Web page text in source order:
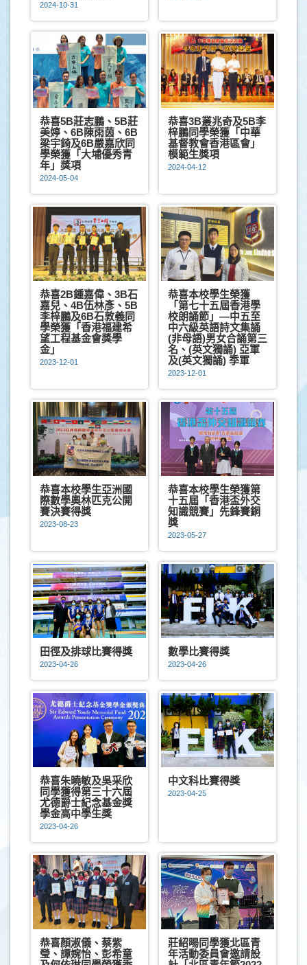
2024-10-31
恭喜5B莊志鵬、5B莊
美婷、6B陳雨茵、6B
梁宇錡及6B嚴嘉欣同
學榮獲「大埔優秀青
年」獎項
2024-05-04
恭喜3B叢兆奇及5B李
梓鵬同學榮獲「中華
基督教會香港區會」
模範生獎項
2024-04-12
恭喜2B鍾嘉偉、3B石
嘉兒、4B伍林彥、5B
李梓鵬及6B石敦義同
學榮獲「香港福建希
望工程基金會獎學
金」
2023-12-01
恭喜本校學生榮獲
「第七十五屆香港學
校朗誦節」—中五至
中六級英語詩文集誦
(非母語)男女合誦第三
名、(英文獨誦) 亞軍
及(英文獨誦) 季軍
2023-12-01
恭喜本校學生亞洲國
際數學奧林匹克公開
賽決賽得獎
2023-08-23
恭喜本校學生榮獲第
十五屆「香港盃外交
知識競賽」先鋒賽銅
獎
2023-05-27
田徑及排球比賽得獎
2023-04-26
數學比賽得獎
2023-04-26
恭喜朱曉敏及吳采欣
同學獲得第三十六屆
尤德爵士紀念基金獎
學金高中學生獎
2023-04-26
中文科比賽得獎
2023-04-25
恭喜顏淑儀、蔡紫
瑩、譚婉怡、彭希童
莊紹暘同學獲北區青
年活動委員會邀請設